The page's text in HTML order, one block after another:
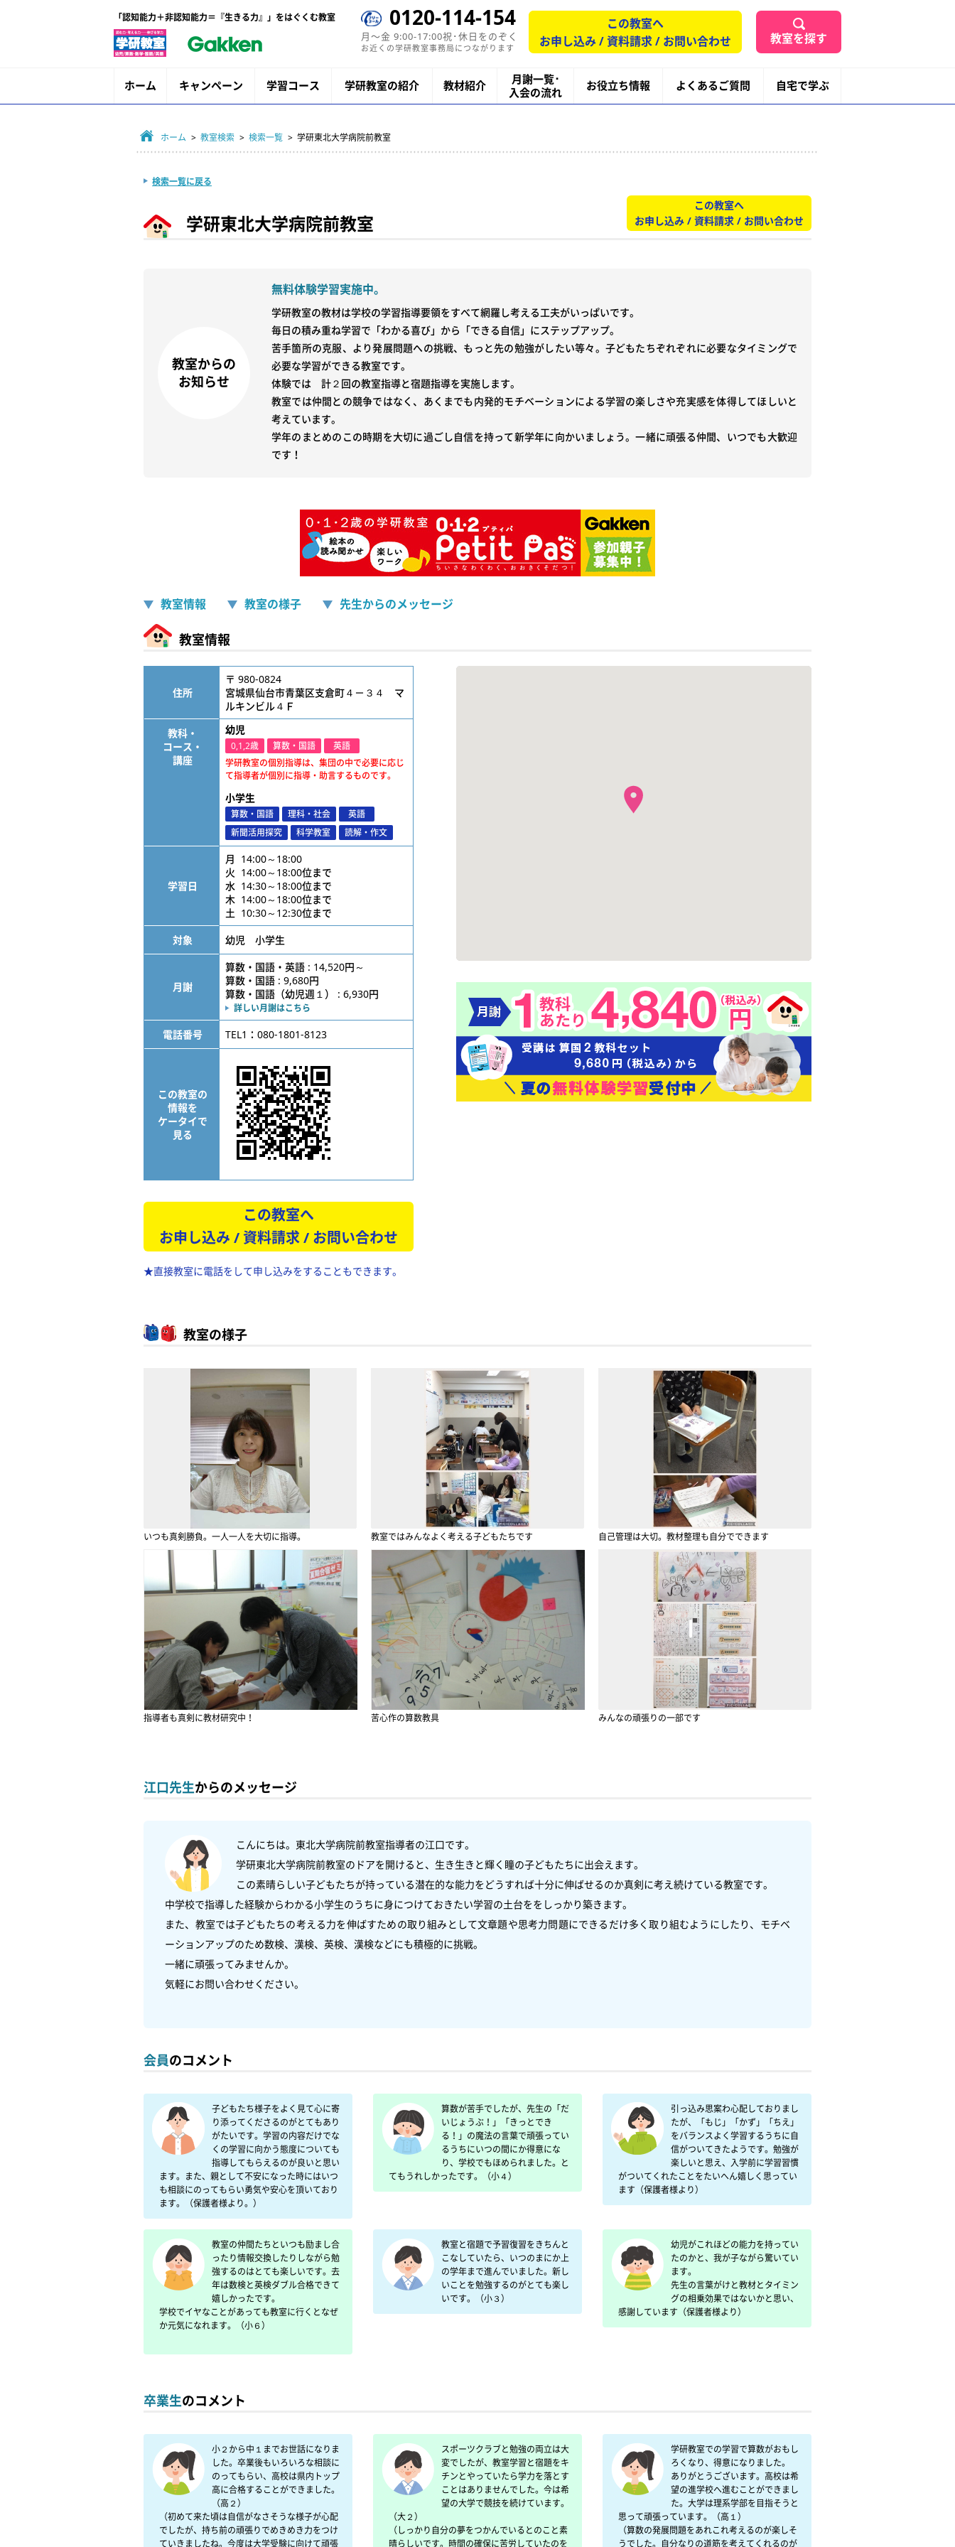
「認知能力＋非認知能力＝『生きる力』」をはぐくむ教室 0120-114-154
月〜金 9:00-17:00祝･休日をのぞく
お近くの学研教室事務局につながります
この教室へ
お申し込み / 資料請求 / お問い合わせ
教室を探す
ホーム キャンペーン 学習コース 学研教室の紹介 教材紹介
月謝一覧･
入会の流れ
お役立ち情報 よくあるご質問 自宅で学ぶ
ホーム > 教室検索 > 検索一覧 > 学研東北大学病院前教室
検索一覧に戻る
学研東北大学病院前教室
この教室へ
お申し込み / 資料請求 / お問い合わせ
教室からの
お知らせ
無料体験学習実施中。
学研教室の教材は学校の学習指導要領をすべて網羅し考える工夫がいっぱいです。
毎日の積み重ね学習で「わかる喜び」から「できる自信」にステップアップ。
苦手箇所の克服、より発展問題への挑戦、もっと先の勉強がしたい等々。子どもたちぞれぞれに必要なタイミングで
必要な学習ができる教室です。
体験では　計２回の教室指導と宿題指導を実施します。
教室では仲間との競争ではなく、あくまでも内発的モチベーションによる学習の楽しさや充実感を体得してほしいと
考えています。
学年のまとめのこの時期を大切に過ごし自信を持って新学年に向かいましょう。一緒に頑張る仲間、いつでも大歓迎
です！
教室情報 教室の様子 先生からのメッセージ
教室情報
住所
〒 980-0824
宮城県仙台市青葉区支倉町４－３４ マ
ルキンビル４Ｆ
教科・
コース・
講座
幼児
0,1,2歳 算数・国語
英語
学研教室の個別指導は、集団の中で必要に応じ
て指導者が個別に指導・助言するものです。
小学生
算数・国語 理科・社会
英語
新聞活用探究
科学教室 読解・作文
学習日
月 14:00～18:00
火 14:00～18:00位まで
水 14:30～18:00位まで
木 14:00～18:00位まで
土 10:30～12:30位まで
対象
幼児 小学生
月謝
算数・国語・英語 : 14,520円～
算数・国語 : 9,680円
算数・国語（幼児週１） : 6,930円
詳しい月謝はこちら
電話番号 TEL1：080-1801-8123
この教室の
情報を
ケータイで
見る
この教室へ
お申し込み / 資料請求 / お問い合わせ
★直接教室に電話をして申し込みをすることもできます。
教室の様子
いつも真剣勝負。一人一人を大切に指導。 教室ではみんなよく考える子どもたちです 自己管理は大切。教材整理も自分でできます
指導者も真剣に教材研究中！ 苦心作の算数教具 みんなの頑張りの一部です
江口先生からのメッセージ
こんにちは。東北大学病院前教室指導者の江口です。
学研東北大学病院前教室のドアを開けると、生き生きと輝く瞳の子どもたちに出会えます。
この素晴らしい子どもたちが持っている潜在的な能力をどうすれば十分に伸ばせるのか真剣に考え続けている教室です。
中学校で指導した経験からわかる小学生のうちに身につけておきたい学習の土台ををしっかり築きます。
また、教室では子どもたちの考える力を伸ばすための取り組みとして文章題や思考力問題にできるだけ多く取り組むようにしたり、モチベ
ーションアップのため数検、漢検、英検、漢検などにも積極的に挑戦。
一緒に頑張ってみませんか。
気軽にお問い合わせください。
会員のコメント
子どもたち様子をよく見て心に寄
り添ってくださるのがとてもあり
がたいです。学習の内容だけでな
くの学習に向かう態度についても
指導してもらえるのが良いと思い
ます。また、親として不安になった時にはいつ
も相談にのってもらい勇気や安心を頂いており
ます。（保護者様より。）
算数が苦手でしたが、先生の「だ
いじょうぶ！」「きっとでき
る！」の魔法の言葉で頑張ってい
るうちにいつの間にか得意にな
り、学校でもほめられました。と
てもうれしかったです。（小４）
引っ込み思案わ心配しておりまし
たが、「もじ」「かず」「ちえ」
をバランスよく学習するうちに自
信がついてきたようです。勉強が
楽しいと思え、入学前に学習習慣
がついてくれたことをたいへん嬉しく思ってい
ます（保護者様より）
教室の仲間たちといつも励まし合
ったり情報交換したりしながら勉
強するのはとても楽しいです。去
年は数検と英検ダブル合格できて
嬉しかったです。
学校でイヤなことがあっても教室に行くとなぜ
か元気になれます。（小６）
教室と宿題で予習復習をきちんと
こなしていたら、いつのまにか上
の学年まで進んでいました。新し
いことを勉強するのがとても楽し
いです。（小３）
幼児がこれほどの能力を持ってい
たのかと、我が子ながら驚いてい
ます。
先生の言葉がけと教材とタイミン
グの相乗効果ではないかと思い、
感謝しています（保護者様より）
卒業生のコメント
小２から中１までお世話になりま
した。卒業後もいろいろな相談に
のってもらい、高校は県内トップ
高に合格することができました。
（高２）
（初めて来た頃は自信がなさそうな様子が心配
でしたが、持ち前の頑張りでめきめき力をつけ
ていきましたね。今度は大学受験に向けて頑張
スポーツクラブと勉強の両立は大
変でしたが、教室学習と宿題をキ
チンとやっていたら学力を落とす
ことはありませんでした。今は希
望の大学で競技を続けています。
（大２）
（しっかり自分の夢をつかんでいるとのこと素
晴らしいです。時間の確保に苦労していたのを
学研教室での学習で算数がおもし
ろくなり、得意になりました。
ありがとうございます。高校は希
望の進学校へ進むことができまし
た。大学は理系学部を目指そうと
思って頑張っています。（高１）
（算数の発展問題をあれこれ考えるのが楽しそ
うでした。自分なりの道筋を考えてくれるのが